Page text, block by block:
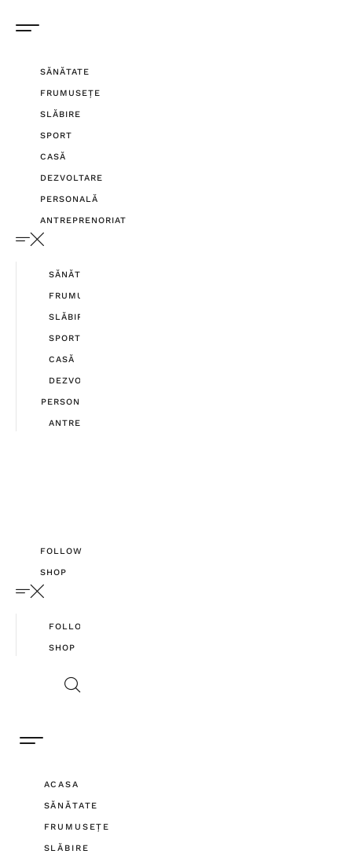
SĂNĂTATE
FRUMUSEȚE
SLĂBIRE
SPORT
CASĂ
DEZVOLTARE
PERSONALĂ
ANTREPRENORIAT
SĂNĂTATE
FRUMUSEȚE
SLĂBIRE
SPORT
CASĂ
DEZVOLTARE
PERSONALĂ
ANTREPRENORIAT
FOLLOW
SHOP
FOLLOW
SHOP
ACASA
SĂNĂTATE
FRUMUSEȚE
SLĂBIRE